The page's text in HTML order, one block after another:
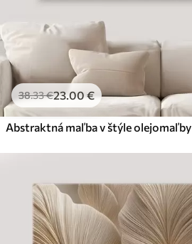
38.33€23.00€
Abstraktná maľba v štýle olejomaľby